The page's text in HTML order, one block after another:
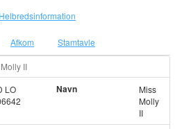
Helbredsinformation
Afkom Stamtavle
II
LO
Navn
Miss
Molly
II